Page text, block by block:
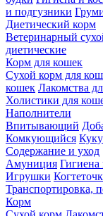
и подгузники
Диетический корм
Ветеринарный
диетические
Корм для кошек
Сухой корм для
кошек Лакомства
Холистики для
Наполнители
Впитывающий
Комкующийся
Содержание и уход
Амуниция Гигиена
Игрушки
Транспортировка,
Корм